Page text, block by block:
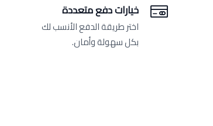
خيارات دفع متعددة
اختر طريقة الدفع الأنسب لك
بكل سهولة وأمان.